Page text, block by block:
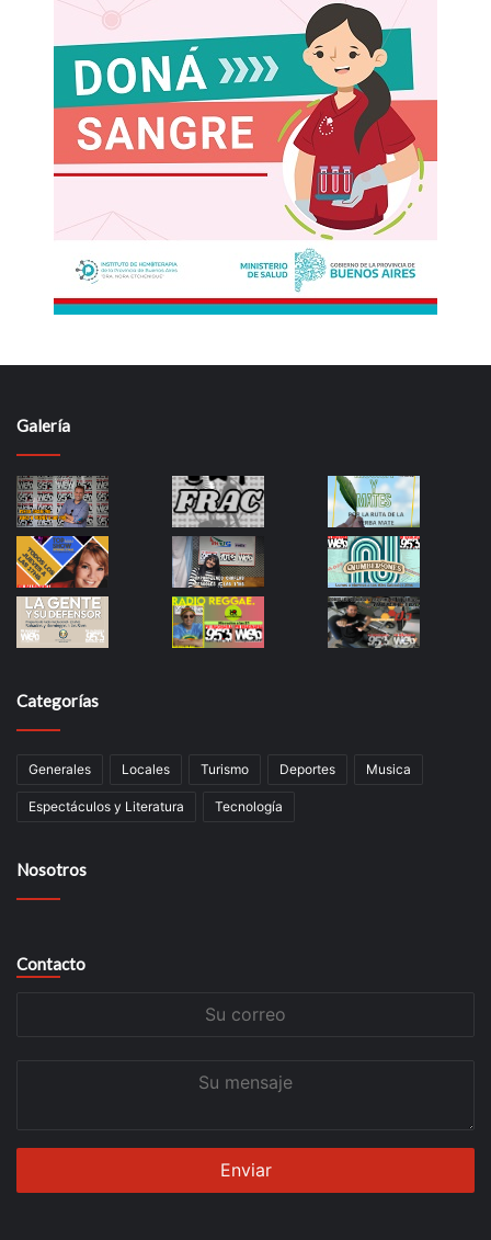
Galería
Categorías
Generales Locales Turismo Deportes Musica
Espectáculos y Literatura Tecnología
Nosotros
Contacto